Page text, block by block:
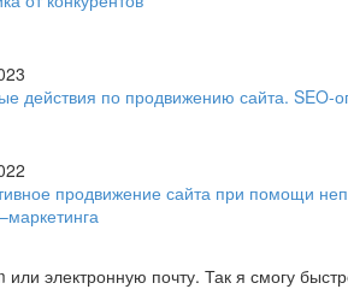
электронную почту. Так я смогу
действия по продвижению сайта. SEO-
продвижение сайта при помощи